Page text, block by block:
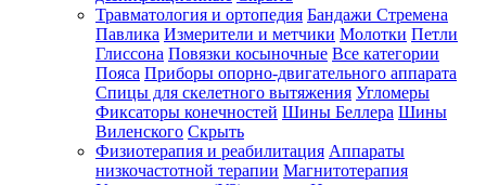
Травматология и ортопедия Бандажи Стремена
Павлика Измерители и метчики Молотки Петли
Глиссона Повязки косыночные Все категории
Пояса Приборы опорно-двигательного аппарата
Спицы для скелетного вытяжения Угломеры
Фиксаторы конечностей Шины Беллера Шины
Виленского Скрыть
Физиотерапия и реабилитация Аппараты
низкочастотной терапии Магнитотерапия